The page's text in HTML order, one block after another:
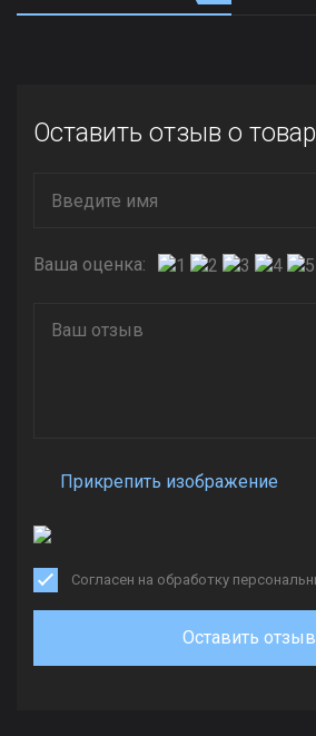
Оставить отзыв о
Ваша оценка:
Прикрепить изображение
Согласен на обработку
Оставить отзыв